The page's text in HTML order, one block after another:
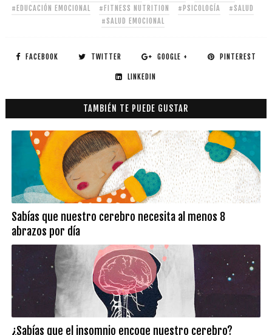
#EDUCACIÓN EMOCIONAL
#FITNESS NUTRITION #PSICOLOGÍA
#SALUD
#SALUD EMOCIONAL
FACEBOOK TWITTER GOOGLE + PINTEREST
LINKEDIN
TAMBIÉN TE PUEDE GUSTAR
Sabías que nuestro cerebro necesita al menos 8
abrazos por día
¿Sabías que el insomnio encoge nuestro cerebro?